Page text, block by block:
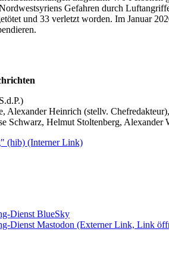
Gefahren durch
und 33 verletzt worden. Im Januar
Alexander Heinrich (stellv.
Schwarz, Helmut Stoltenberg, Alexander
(hib) (Interner Link)
Dienst BlueSky
Dienst Mastodon (Externer Link, Link